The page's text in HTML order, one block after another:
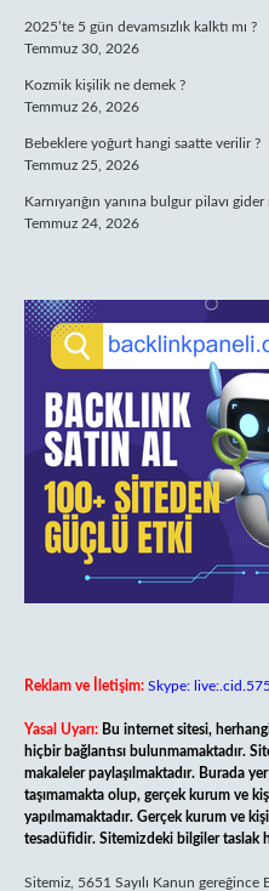
2025’te 5 gün devamsızlık kalktı mı ?
Temmuz 30, 2026
Kozmik kişilik ne demek ?
Temmuz 26, 2026
Bebeklere yoğurt hangi saatte verilir ?
Temmuz 25, 2026
Karnıyarığın yanına bulgur pilavı gider
Temmuz 24, 2026
Reklam ve İletişim: Skype:
Yasal Uyarı: Bu internet sitesi,
hiçbir bağlantısı bulunmamaktadır.
makaleler paylaşılmaktadır. Burada
taşımamakta olup, gerçek kurum ve
yapılmamaktadır. Gerçek kurum ve
tesadüfidir. Sitemizdeki bilgiler taslak
Sitemiz, 5651 Sayılı Kanun